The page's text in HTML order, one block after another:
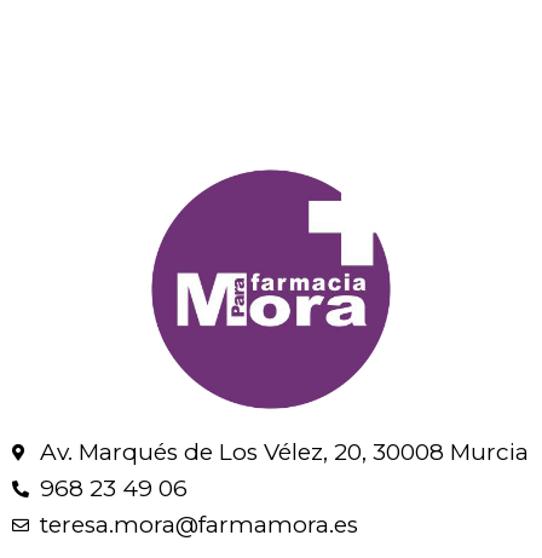
Av. Marqués de Los Vélez, 20, 30008 Murcia
968 23 49 06
teresa.mora@farmamora.es